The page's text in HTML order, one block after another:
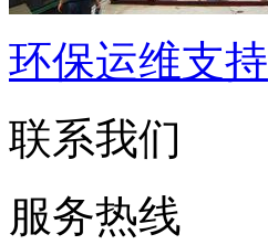
环保运维支持
联系我们
服务热线